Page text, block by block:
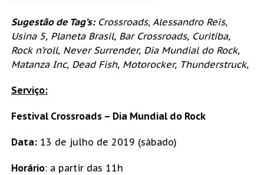
Sugestão de Tag’s:Crossroads, Alessandro Reis,
Usina 5, Planeta Brasil, Bar Crossroads, Curitiba,
Rock n’roll, Never Surrender, Dia Mundial do Rock,
Matanza Inc, Dead Fish, Motorocker, Thunderstruck,
Serviço:
Festival Crossroads – Dia Mundial do Rock
Data:13 de julho de 2019 (sábado)
Horário: a partir das 11h